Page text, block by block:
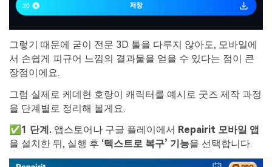
그렇기 때문에 굳이 전문 3D 툴을 다루지 않아도, 모바일에
서 손쉽게 피규어 느낌의 결과물을 얻을 수 있다는 점이 큰
장점이에요.
그럼 실제로 케데헌 호랑이 캐릭터를 예시로 굿즈 제작 과정
을 단계별로 정리해 볼게요.
✅ 1 단계 . 앱스토어나 구글 플레이에서 Repairit 모바일 앱
을 설치한 뒤, 실행 후 ‘텍스트로 복구’ 기능을 선택합니다.